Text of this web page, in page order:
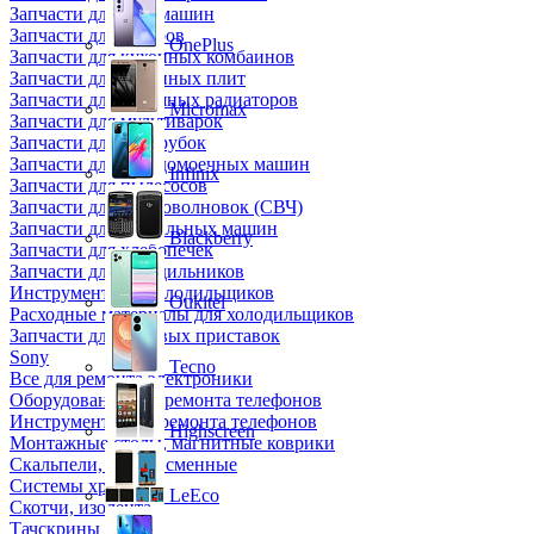
Запчасти для кофемашин
Запчасти для кулеров
Запчасти для кухонных комбаинов
Запчасти для кухонных плит
Запчасти для масляных радиаторов
Запчасти для мультиварок
Запчасти для мясорубок
Запчасти для посудомоечных машин
Запчасти для пылесосов
Запчасти для микроволновок (СВЧ)
Запчасти для стиральных машин
Запчасти для хлебопечек
Запчасти для холодильников
Инструмент для холодильщиков
Расходные материалы для холодильщиков
Запчасти для игровых приставок
Sony
Все для ремонта электроники
Оборудование для ремонта телефонов
Инструменты для ремонта телефонов
Монтажные столы, магнитные коврики
Скальпели, лезвия сменные
Системы хранения
Скотчи, изолента
Тачскрины
OnePlus
Micromax
Infinix
Blackberry
Oukitel
Tecno
Highscreen
LeEco